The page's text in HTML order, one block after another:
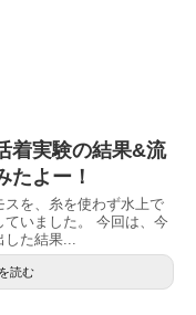
着実験の結果&流
たよー！
を、糸を使わず水上で
いました。 今回は、今
した結果...
読む